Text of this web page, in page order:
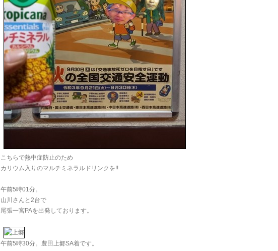
こちらで熱中症防止のため
カリウム入りのマルチミネラルドリンクを!!
午前5時01分。
山川さんと2台で
尾張一宮PAを出発しております。
午前5時30分。豊田上郷SA着です。